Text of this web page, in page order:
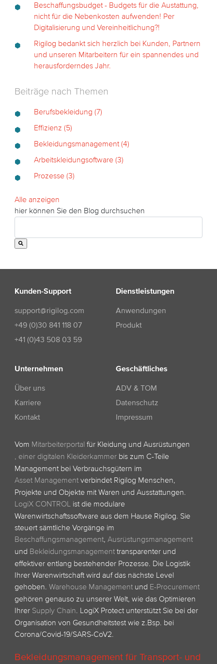
Beschaffungsbudget - Budgets für die Austattung,
nicht für die Nebenkosten aufwenden! Per
Digitalisierung und Vereinheitlichung?!
Rigilog bedankt sich herzlich bei Kunden, Partnern
und unseren Mitarbeitern für ein spannendes und
herausforderndes Jahr.
Beiträge nach Themen
Berufsbekleidung (7)
Effizienz (5)
Bekleidungsmanagement(4)
Arbeitskleidungsoftware (3)
Prozesse (3)
Alle anzeigen
hier können Sie den Blog durchsuchen
Kunden-Support
support@rigilog.com
+49 (0)30 841 118 07
+41 (0)43 508 03 59
Dienstleistungen
Anwendungen
Produkt
Unternehmen
Über uns
Karriere
Kontakt
Geschäftliches
ADV & TOM
Datenschutz
Impressum
Vom Mitarbeiterportal für Kleidung und Ausrüstungen
, einer digitalen Kleiderkammer bis zum C-Teile
Management bei Verbrauchsgütern im
Asset Management verbindet Rigilog Menschen,
Projekte und Objekte mit Waren und Ausstattungen.
LogiX CONTROL ist die modulare
Warenwirtschaftssoftware aus dem Hause Rigilog. Sie
steuert sämtliche Vorgänge im
Beschaffungsmanagement, Ausrüstungsmanagement
und Bekleidungsmanagement transparenter und
effektiver entlang bestehender Prozesse. Die Logistik
Ihrer Warenwirtschaft wird auf das nächste Level
gehoben. Warehouse Management und E-Procurement
gehören genauso zu unserer Welt, wie das Optimieren
Ihrer Supply Chain. LogiX Protect unterstützt Sie bei der
Organisation von Gesundheitstest wie z.Bsp. bei
Corona/Covid-19/SARS-CoV2.
Bekleidungsmanagement für Transport- und